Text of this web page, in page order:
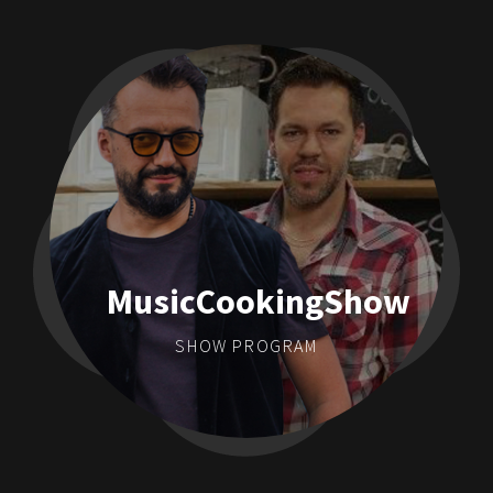
MusicCookingShow
SHOW PROGRAM